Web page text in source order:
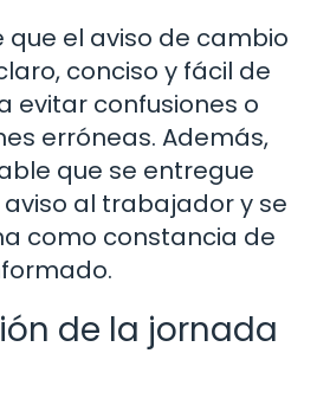
que el aviso de cambio
conciso y fácil de
evitar confusiones o
erróneas. Además,
que se entregue
al trabajador y se
como constancia de
de la jornada